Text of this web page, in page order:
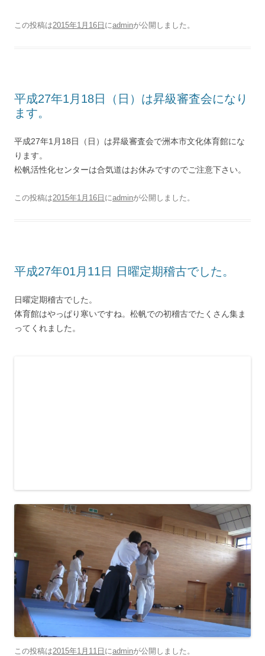
この投稿は2015年1月16日 にadminが公開しました 。
平成27年1月18日（日）は昇級審査会になり
ます。
平成27年1月18日（日）は昇級審査会で洲本市文化体育館にな
ります。
松帆活性化センターは合気道はお休みですのでご注意下さい。
この投稿は2015年1月16日 にadminが公開しました 。
平成27年01月11日 日曜定期稽古でした。
日曜定期稽古でした。
体育館はやっぱり寒いですね。松帆での初稽古でたくさん集ま
ってくれました。
この投稿は2015年1月11日 にadminが公開しました 。